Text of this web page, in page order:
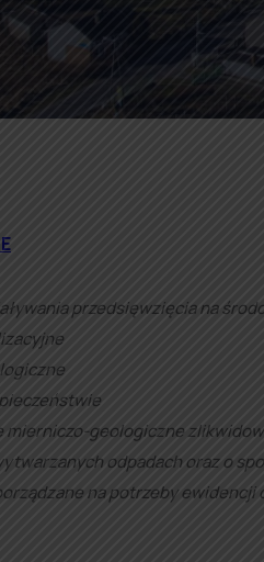
przedsięwzięcia na
mierniczo-geologiczne
odpadach oraz o
na potrzeby ewidencji